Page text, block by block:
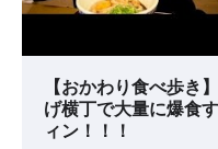
【おかわり食べ歩き
げ横丁で大量に爆食
ィン！！！